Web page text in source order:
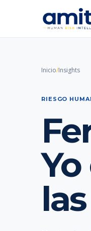
Inicio/Insights
RIESGO